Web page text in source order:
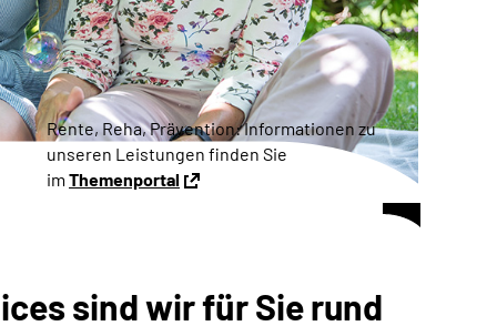
Rente, Reha, Prävention: Informationen zu
unseren Leistungen finden Sie
im Themenportal
sind wir für Sie rund